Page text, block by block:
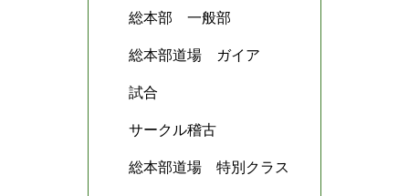
総本部 一般部
総本部道場 ガイア
試合
サークル稽古
総本部道場 特別クラス